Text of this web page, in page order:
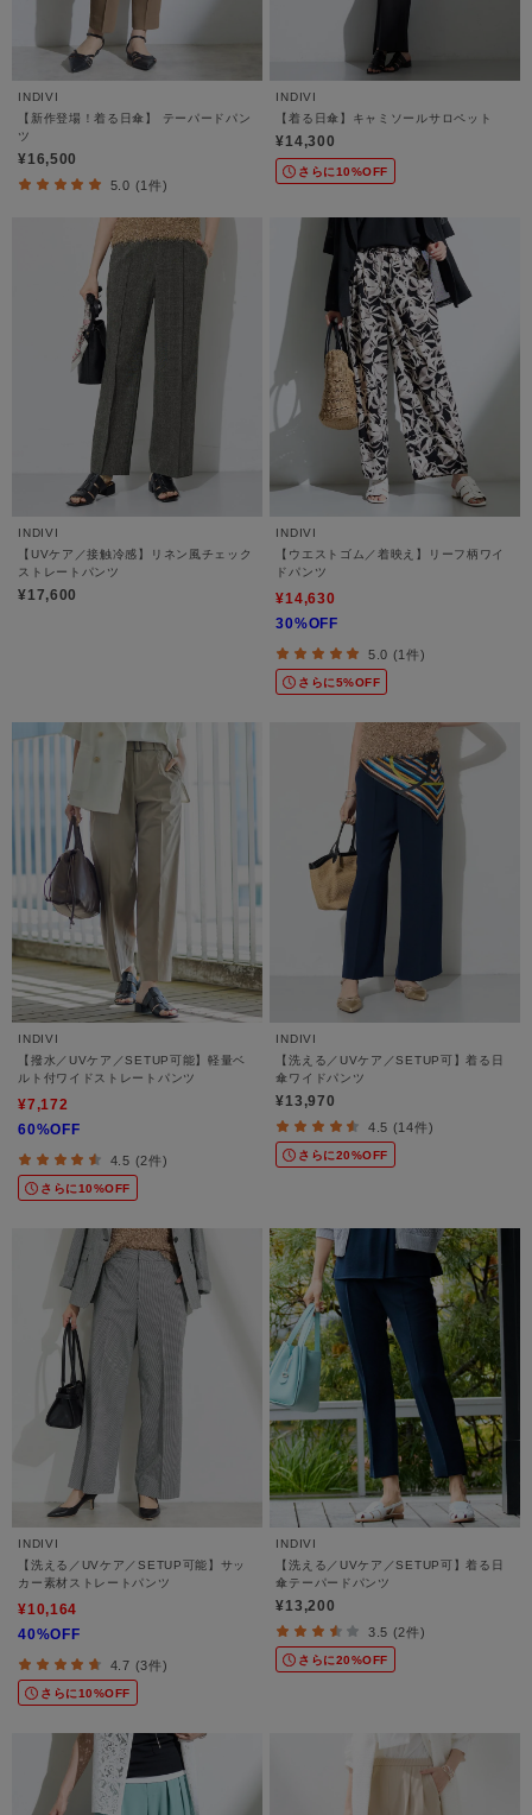
INDIVI
【新作登場！着る日傘】 テーパードパン
ツ
¥16,500
5.0 (1件)
INDIVI
【着る日傘】キャミソールサロペット
¥14,300
さらに10%OFF
INDIVI
【UVケア／接触冷感】リネン風チェック
ストレートパンツ
¥17,600
INDIVI
【ウエストゴム／着映え】リーフ柄ワイ
ドパンツ
¥14,630
30%OFF
5.0 (1件)
さらに5%OFF
INDIVI
【撥水／UVケア／SETUP可能】軽量ベ
ルト付ワイドストレートパンツ
¥7,172
60%OFF
4.5 (2件)
さらに10%OFF
INDIVI
【洗える／UVケア／SETUP可】着る日
傘ワイドパンツ
¥13,970
4.5 (14件)
さらに20%OFF
INDIVI
【洗える／UVケア／SETUP可能】サッ
カー素材ストレートパンツ
¥10,164
40%OFF
4.7 (3件)
さらに10%OFF
INDIVI
【洗える／UVケア／SETUP可】着る日
傘テーパードパンツ
¥13,200
3.5 (2件)
さらに20%OFF